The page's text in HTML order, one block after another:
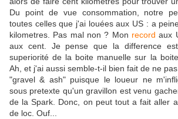
Du point de vue consommation, notre
toutes celles que j'ai louées aux US : a
kilometres. Pas mal non ? Mon record aux
aux cent. Je pense que la difference
superiorité de la boite manuelle sur la
Ah, et j'ai aussi semble-t-il bien fait de ne
"gravel & ash" puisque le loueur ne
sous pretexte qu'un gravillon est venu
de la Spark. Donc, on peut tout a fait aller
de loc. Ouf...